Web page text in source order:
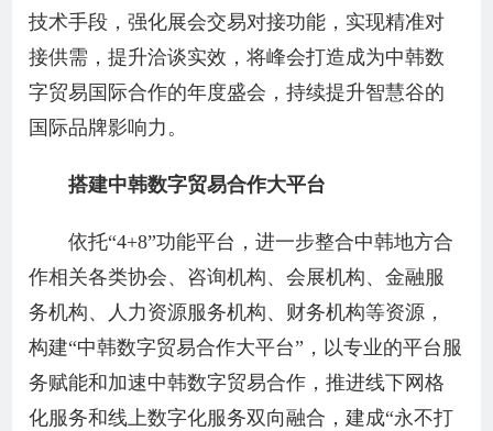
技术手段，强化展会交易对接功能，实现精准对
接供需，提升洽谈实效，将峰会打造成为中韩数
字贸易国际合作的年度盛会，持续提升智慧谷的
国际品牌影响力。
搭建中韩数字贸易合作大平台
依托“4+8”功能平台，进一步整合中韩地方合
作相关各类协会、咨询机构、会展机构、金融服
务机构、人力资源服务机构、财务机构等资源，
构建“中韩数字贸易合作大平台”，以专业的平台服
务赋能和加速中韩数字贸易合作，推进线下网格
化服务和线上数字化服务双向融合，建成“永不打